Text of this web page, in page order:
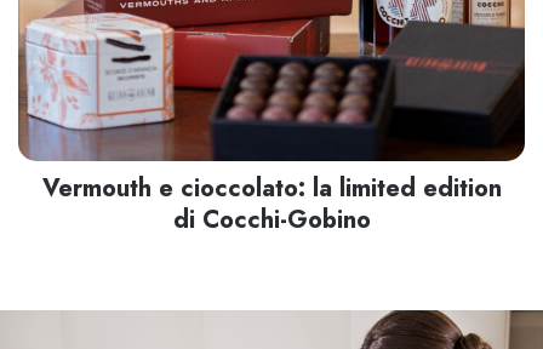
Vermouth e cioccolato: la limited edition
di Cocchi-Gobino